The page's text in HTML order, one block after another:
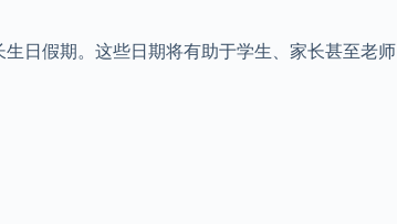
日假期。这些日期将有助于学生、家长甚至老师